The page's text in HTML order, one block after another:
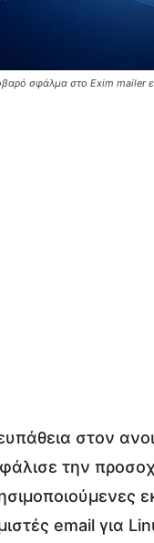
σφάλμα στο Exim mailer
στον
την
email για